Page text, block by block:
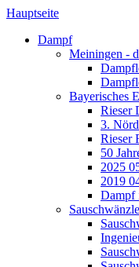
Hauptseite
Dampf
Meiningen -
Bayerisches
Rieser
3.
Rieser
50
2025
2019
Dampf